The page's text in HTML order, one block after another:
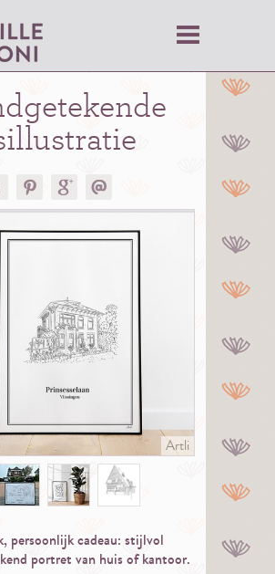
Artli
persoonlijk cadeau: stijlvol
portret van huis of kantoor.